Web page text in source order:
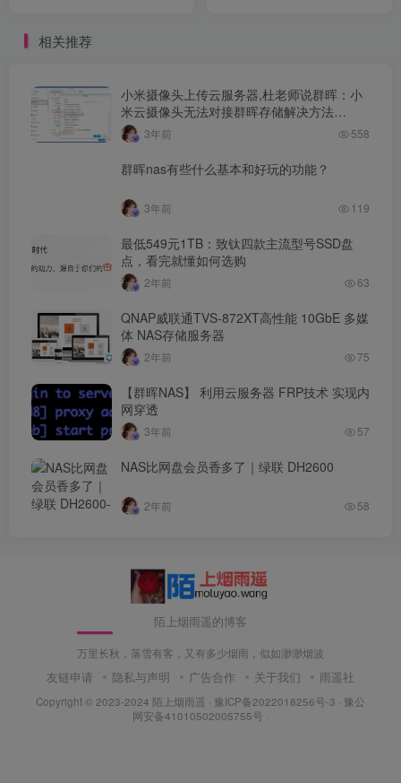
相关推荐
小米摄像头上传云服务器,杜老师说群晖：小
米云摄像头无法对接群晖存储解决方法…
3年前 558
群晖nas有些什么基本和好玩的功能？
3年前 119
最低549元1TB：致钛四款主流型号SSD盘
点，看完就懂如何选购
2年前 63
QNAP威联通TVS-872XT高性能 10GbE 多媒
体 NAS存储服务器
2年前 75
【群晖NAS】 利用云服务器 FRP技术 实现内
网穿透
3年前 57
NAS比网盘会员香多了｜绿联 DH2600
2年前 58
陌上烟雨遥的博客
万里长秋，落雪有客，又有多少烟雨，似如渺渺烟波
友链申请 隐私与声明 广告合作 关于我们 雨遥社
Copyright © 2023-2024 陌上烟雨遥 · 豫ICP备2022018256号-3 · 豫公
网安备41010502005755号 ·